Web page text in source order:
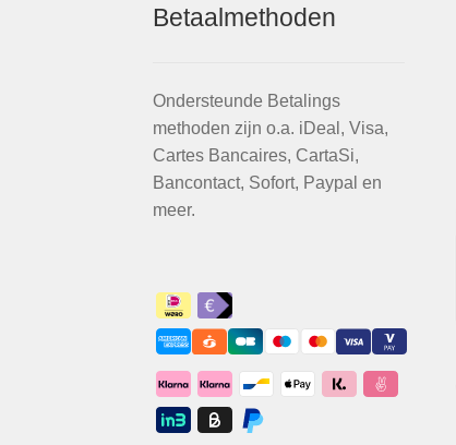
Betaalmethoden
Ondersteunde Betalings
methoden zijn o.a. iDeal, Visa,
Cartes Bancaires, CartaSi,
Bancontact, Sofort, Paypal en
meer.